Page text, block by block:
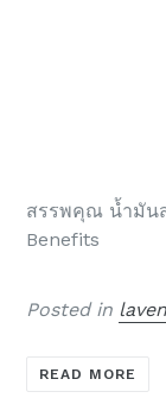
สรรพคุณ น้ำมัน
Benefits
Posted in
READ MORE